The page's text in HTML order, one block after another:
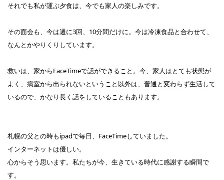
それでも私が運ぶ夕食は、今でも家人の楽しみです。
その面会も、今は週に3回、10分間だけに。今は冷凍食品と合わせて、
なんとかやりくりしています。
救いは、家からFaceTimeで話ができること。今、家人はとても状態が
よく、病室から出られないということ以外は、普通と変わらず生活して
いるので、かなり長く話をしていることもあります。
札幌の父との時もipadで毎日、FaceTimeしていました。
インターネットは優しい。
心からそう思います。私たちが今、生きている時代に感謝する瞬間で
す。